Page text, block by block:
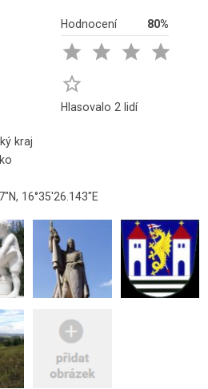
Hodnocení 80%
   

Hlasovalo 2 lidí
kraj
16°35'26.143"E